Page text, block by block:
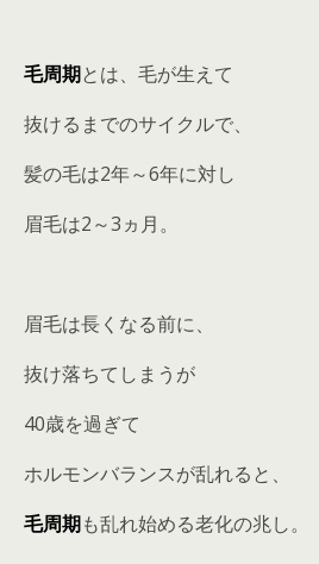
毛周期とは、毛が生えて
抜けるまでのサイクルで、
髪の毛は2年～6年に対し
眉毛は2～3ヵ月。
眉毛は長くなる前に、
抜け落ちてしまうが
40歳を過ぎて
ホルモンバランスが乱れると、
毛周期も乱れ始める老化の兆し。